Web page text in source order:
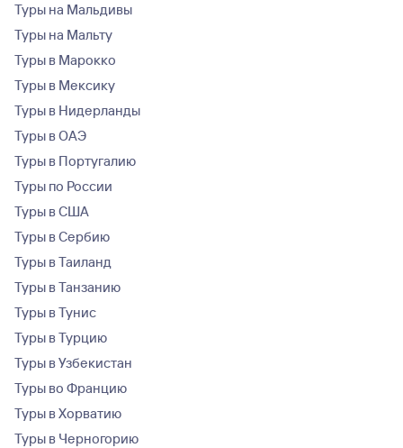
Туры на Мальдивы
Туры на Мальту
Туры в Марокко
Туры в Мексику
Туры в Нидерланды
Туры в ОАЭ
Туры в Португалию
Туры по России
Туры в США
Туры в Сербию
Туры в Таиланд
Туры в Танзанию
Туры в Тунис
Туры в Турцию
Туры в Узбекистан
Туры во Францию
Туры в Хорватию
Туры в Черногорию